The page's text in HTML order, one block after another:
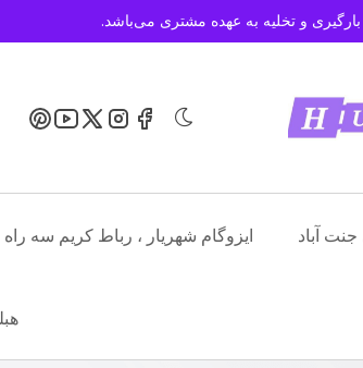
بارگیری و تخلیه به عهده مشتری می‌باشد.
آباد ایزوگام شهریار ، رباط کریم سه راه